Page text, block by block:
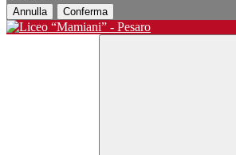
Annulla Conferma